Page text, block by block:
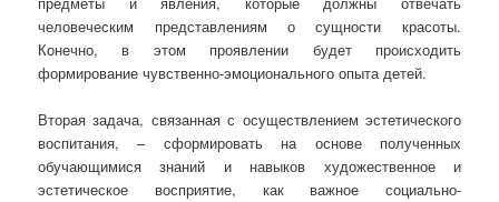
человеческим представлениям о сущности красоты.
Конечно, в этом проявлении будет происходить
формирование чувственно-эмоционального опыта детей.
Вторая задача, связанная с осуществлением эстетического
воспитания, – сформировать на основе полученных
обучающимися знаний и навыков художественное и
эстетическое восприятие, как важное социально-